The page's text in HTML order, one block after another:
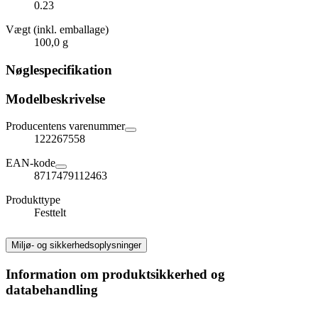
0.23
Vægt (inkl. emballage)
100,0 g
Nøglespecifikation
Modelbeskrivelse
Producentens varenummer
122267558
EAN-kode
8717479112463
Produkttype
Festtelt
Miljø- og sikkerhedsoplysninger
Information om produktsikkerhed og
databehandling